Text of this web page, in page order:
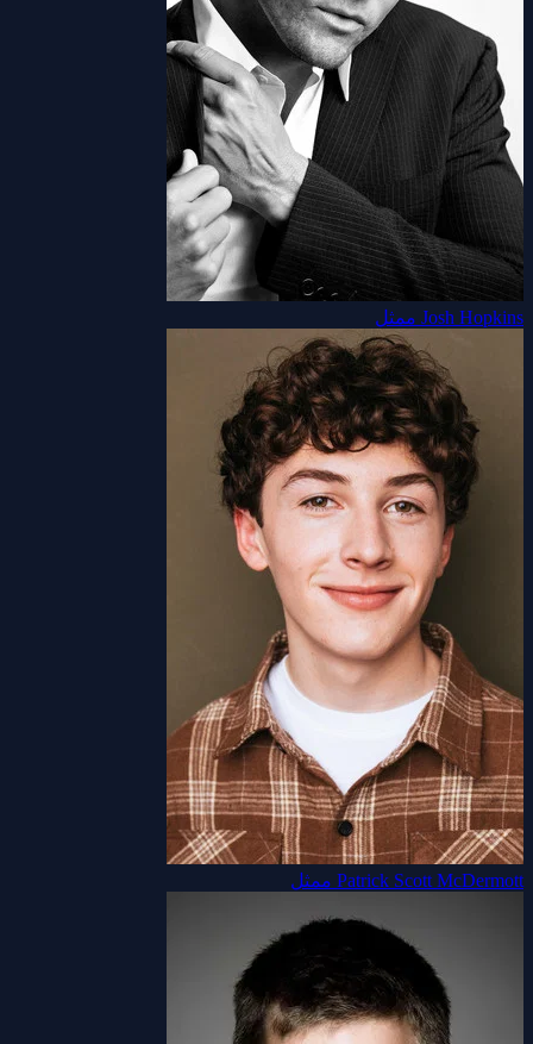
Josh Hopkins ممثل
Patrick Scott McDermott ممثل